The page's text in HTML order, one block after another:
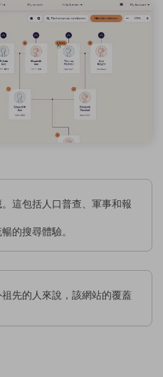
這包括人口普查、軍事和報
的搜尋體驗。
先的人來說，該網站的覆蓋